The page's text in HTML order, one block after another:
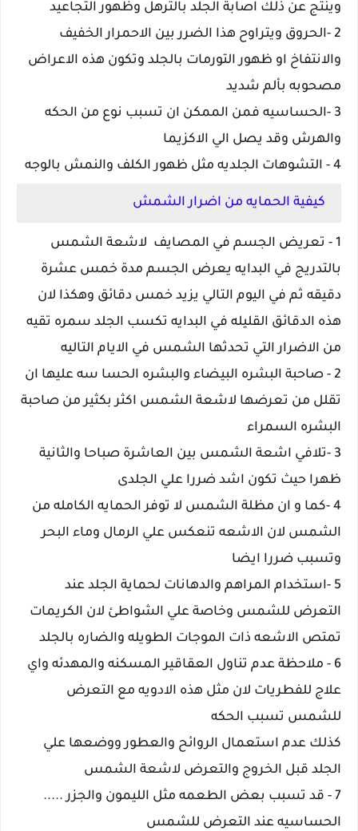
وينتج عن ذلك اصابة الجلد بالترهل وظهور التجاعيد
2 -الحروق ويتراوح هذا الضرر بين الاحمرار الخفيف
والانتفاخ او ظهور التورمات بالجلد وتكون هذه الاعراض
مصحوبه بألم شديد
3 -الحساسيه فمن الممكن ان تسبب نوع من الحكه
والهرش وقد يصل الي الاكزيما
4 - التشوهات الجلديه مثل ظهور الكلف والنمش بالوجه
كيفية الحمايه من اضرار الشمش
1 - تعريض الجسم في المصايف لاشعة الشمس
بالتدريج في البدايه يعرض الجسم مدة خمس عشرة
دقيقه ثم في اليوم التالي يزيد خمس دقائق وهكذا لان
هذه الدقائق القليله في البدايه تكسب الجلد سمره تقيه
من الاضرار التي تحدثها الشمس في الايام التاليه
2 - صاحبة البشره البيضاء والبشره الحسا سه عليها ان
تقلل من تعرضها لاشعة الشمس اكثر بكثير من صاحبة
البشره السمراء
3 -تلافي اشعة الشمس بين العاشرة صباحا والثانية
ظهرا حيث تكون اشد ضررا علي الجلدى
4 -كما و ان مظلة الشمس لا توفر الحمايه الكامله من
الشمس لان الاشعه تنعكس علي الرمال وماء البحر
وتسبب ضررا ايضا
5 -استخدام المراهم والدهانات لحماية الجلد عند
التعرض للشمس وخاصة علي الشواطئ لان الكريمات
تمتص الاشعه ذات الموجات الطويله والضاره بالجلد
6 - ملاحظة عدم تناول العقاقير المسكنه والمهدئه واي
علاج للفطريات لان مثل هذه الادويه مع التعرض
للشمس تسبب الحكه
كذلك عدم استعمال الروائح والعطور ووضعها علي
الجلد قبل الخروج والتعرض لاشعة الشمس
7 - قد تسبب بعض الطعمه مثل الليمون والجزر .....
الحساسيه عند التعرض للشمس